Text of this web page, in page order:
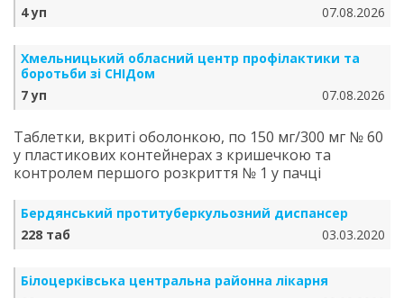
4 уп
07.08.2026
Хмельницький обласний центр профілактики та
боротьби зі СНІДом
7 уп
07.08.2026
Таблетки, вкриті оболонкою, по 150 мг/300 мг № 60
у пластикових контейнерах з кришечкою та
контролем першого розкриття № 1 у пачці
Бердянський протитуберкульозний диспансер
228 таб
03.03.2020
Білоцерківська центральна районна лікарня